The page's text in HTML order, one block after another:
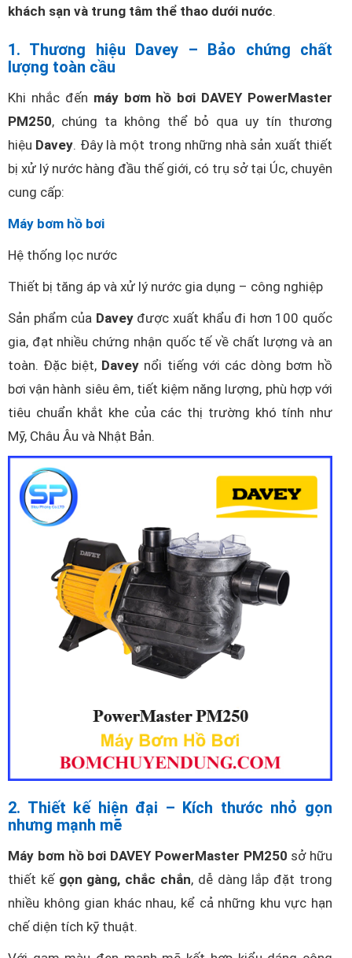
khách sạn và trung tâm thể thao dưới nước.
1. Thương hiệu Davey – Bảo chứng chất
lượng toàn cầu
Khi nhắc đến máy bơm hồ bơi DAVEY PowerMaster
PM250, chúng ta không thể bỏ qua uy tín thương
hiệu Davey. Đây là một trong những nhà sản xuất thiết
bị xử lý nước hàng đầu thế giới, có trụ sở tại Úc, chuyên
cung cấp:
Máy bơm hồ bơi
Hệ thống lọc nước
Thiết bị tăng áp và xử lý nước gia dụng – công nghiệp
Sản phẩm của Daveyđược xuất khẩu đi hơn 100 quốc
gia, đạt nhiều chứng nhận quốc tế về chất lượng và an
toàn. Đặc biệt, Davey nổi tiếng với các dòng bơm hồ
bơi vận hành siêu êm, tiết kiệm năng lượng, phù hợp với
tiêu chuẩn khắt khe của các thị trường khó tính như
Mỹ, Châu Âu và Nhật Bản.
2. Thiết kế hiện đại – Kích thước nhỏ gọn
nhưng mạnh mẽ
Máy bơm hồ bơi DAVEY PowerMaster PM250 sở hữu
thiết kế gọn gàng, chắc chắn, dễ dàng lắp đặt trong
nhiều không gian khác nhau, kể cả những khu vực hạn
chế diện tích kỹ thuật.